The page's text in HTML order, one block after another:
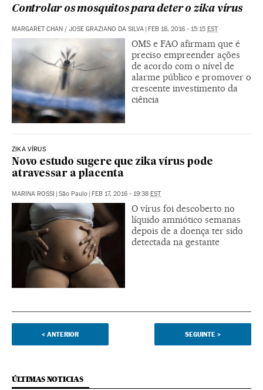
Controlar os mosquitos para deter o zika vírus
MARGARET CHAN / JOSE GRAZIANO DA SILVA FEB 18, 2016 - 15:15 EST
OMS e FAO afirmam que é
preciso empreender ações
de acordo com o nível de
alarme público e promover o
crescente investimento da
ciência
ZIKA VÍRUS
Novo estudo sugere que zika vírus pode
atravessar a placenta
MARINA ROSSI São Paulo FEB 17, 2016 - 19:38 EST
O vírus foi descoberto no
líquido amniótico semanas
depois de a doença ter sido
detectada na gestante
< ANTERIOR SEGUINTE >
ÚLTIMAS NOTICIAS